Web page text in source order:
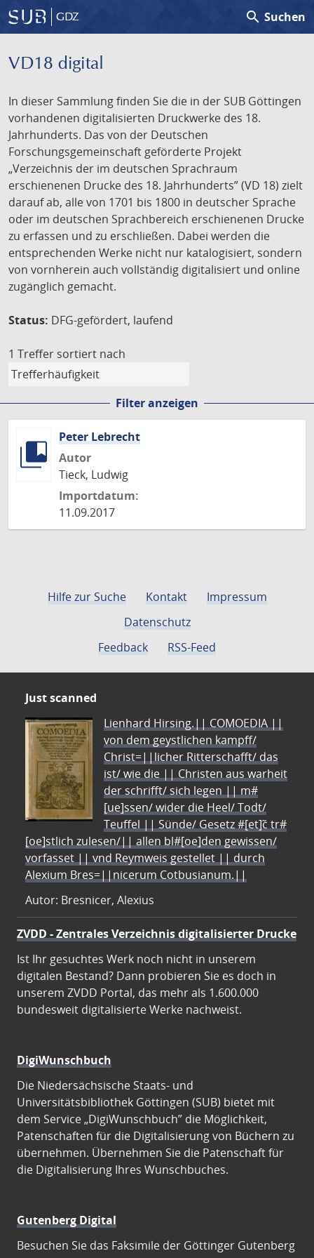
GDZ search Suchen
VD18 digital
In dieser Sammlung finden Sie die in der SUB Göttingen
vorhandenen digitalisierten Druckwerke des 18.
Jahrhunderts. Das von der Deutschen
Forschungsgemeinschaft geförderte Projekt
„Verzeichnis der im deutschen Sprachraum
erschienenen Drucke des 18. Jahrhunderts” (VD 18) zielt
darauf ab, alle von 1701 bis 1800 in deutscher Sprache
oder im deutschen Sprachbereich erschienenen Drucke
zu erfassen und zu erschließen. Dabei werden die
entsprechenden Werke nicht nur katalogisiert, sondern
von vornherein auch vollständig digitalisiert und online
zugänglich gemacht.
Status: DFG-gefördert, laufend
1 Treffer sortiert nach
Filter anzeigen
Peter Lebrecht
Autor
Tieck, Ludwig
Importdatum:
11.09.2017
Hilfe zur Suche Kontakt
Impressum
Datenschutz
Feedback
RSS-Feed
Just scanned
Lienhard Hirsing.|| COMOEDIA ||
von dem geystlichen kampff/
Christ=||licher Ritterschafft/ das
ist/ wie die || Christen aus warheit
der schrifft/ sich legen || m#
[ue]ssen/ wider die Heel/ Todt/
Teuffel || Sünde/ Gesetz #[et]c̃ tr#
[oe]stlich zulesen/|| allen bl#[oe]den gewissen/
vorfasset || vnd Reymweis gestellet || durch
Alexium Bres=||nicerum Cotbusianum.||
Autor: Bresnicer, Alexius
ZVDD - Zentrales Verzeichnis digitalisierter Drucke
Ist Ihr gesuchtes Werk noch nicht in unserem
digitalen Bestand? Dann probieren Sie es doch in
unserem ZVDD Portal, das mehr als 1.600.000
bundesweit digitalisierte Werke nachweist.
DigiWunschbuch
Die Niedersächsische Staats- und
Universitätsbibliothek Göttingen (SUB) bietet mit
dem Service „DigiWunschbuch” die Möglichkeit,
Patenschaften für die Digitalisierung von Büchern zu
übernehmen. Übernehmen Sie die Patenschaft für
die Digitalisierung Ihres Wunschbuches.
Gutenberg Digital
Besuchen Sie das Faksimile der Göttinger Gutenberg